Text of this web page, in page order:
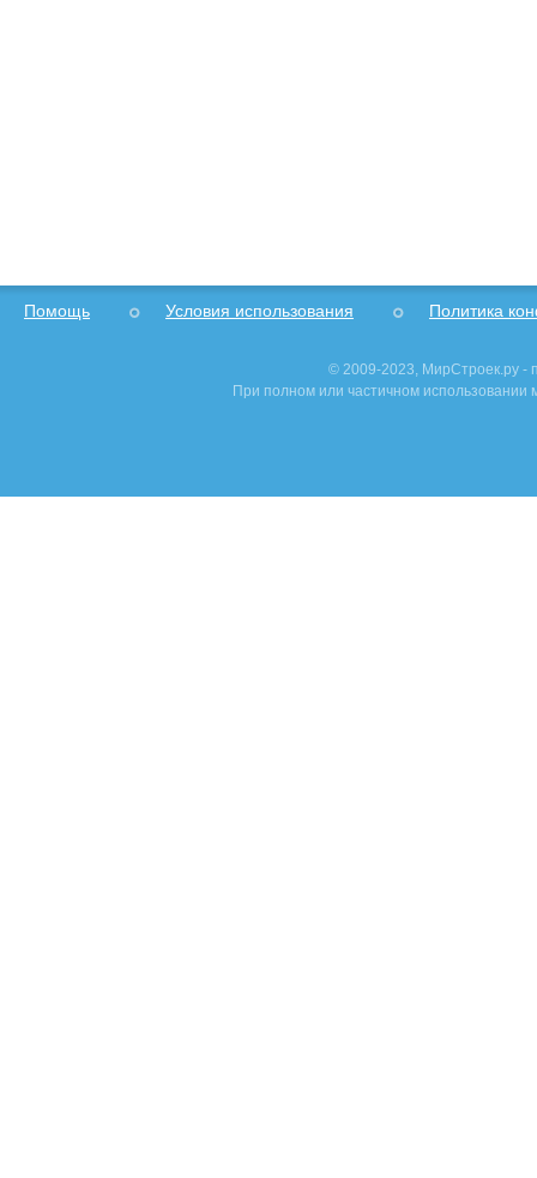
Помощь Условия использования Политика
© 2009-2023, МирСтроек.ру -
При полном или частичном использовании